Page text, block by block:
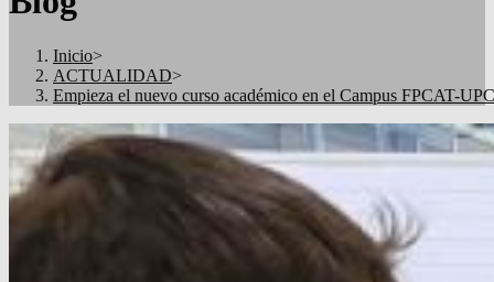
Inicio>
ACTUALIDAD>
Empieza el nuevo curso académico en el Campus FPCAT-